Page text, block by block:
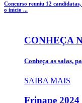
Concurso reuniu 12
o início ...
CONHEÇA
Conheça as salas,
SAIBA MAIS
Frinape 2024